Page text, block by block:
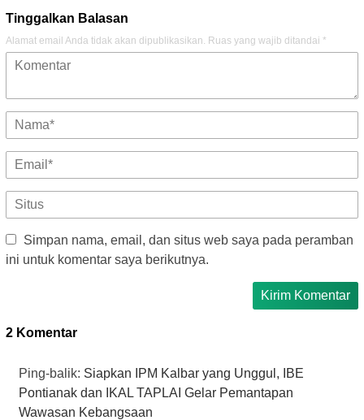
Tinggalkan Balasan
Alamat email Anda tidak akan dipublikasikan. Ruas yang wajib ditandai *
Simpan nama, email, dan situs web saya pada peramban
ini untuk komentar saya berikutnya.
2 Komentar
Ping-balik: Siapkan IPM Kalbar yang Unggul, IBE
Pontianak dan IKAL TAPLAI Gelar Pemantapan
Wawasan Kebangsaan